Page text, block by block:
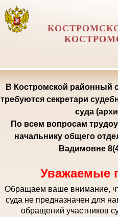
В Костромской районный
требуются секретари
суда
По всем вопросам
начальнику общего
Вадимовне
Уважаемые
Обращаем ваше внимание,
суда не предназначен для
обращений участников